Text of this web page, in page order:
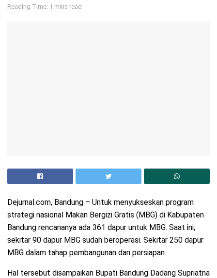
Reading Time: 1 mins read
Dejurnal.com, Bandung – Untuk menyukseskan program
strategi nasional Makan Bergizi Gratis (MBG) di Kabupaten
Bandung rencananya ada 361 dapur untuk MBG. Saat ini,
sekitar 90 dapur MBG sudah beroperasi. Sekitar 250 dapur
MBG dalam tahap pembangunan dan persiapan.
Hal tersebut disampaikan Bupati Bandung Dadang Supriatna